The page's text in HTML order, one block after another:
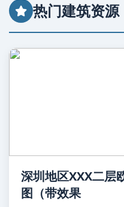
热门建筑资源
深圳地区XXX二层
图（带效果